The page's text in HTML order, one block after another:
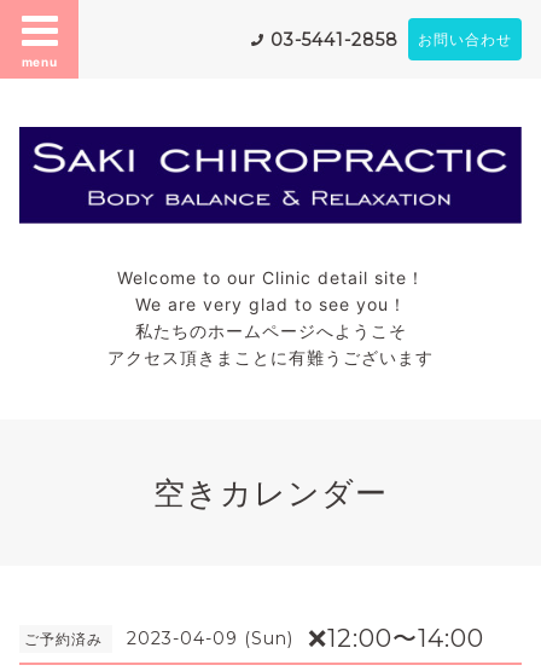
menu
03-5441-2858 お問い合わせ
Welcome to our Clinic detail site！
We are very glad to see you！
私たちのホームページへようこそ
アクセス頂きまことに有難うございます
空きカレンダー
ご予約済み 2023-04-09 (Sun) ❌12:00〜14:00